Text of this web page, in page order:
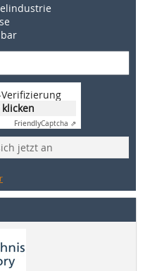
FriendlyCaptcha ⇗
jetzt an